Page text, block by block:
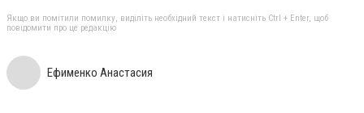
Якщо ви помітили помилку, виділіть необхідний текст і натисніть Ctrl + Enter, щоб
повідомити про це редакцію
Ефименко Анастасия